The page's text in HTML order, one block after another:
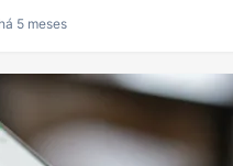
ao navegador sem instalar
há 5 meses